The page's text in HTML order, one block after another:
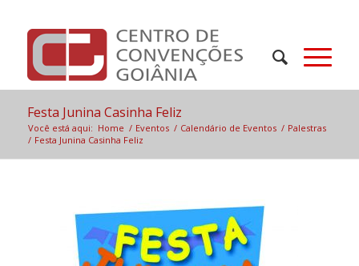
Festa Junina Casinha Feliz
Você está aqui: Home / Eventos / Calendário de Eventos / Palestras
/ Festa Junina Casinha Feliz